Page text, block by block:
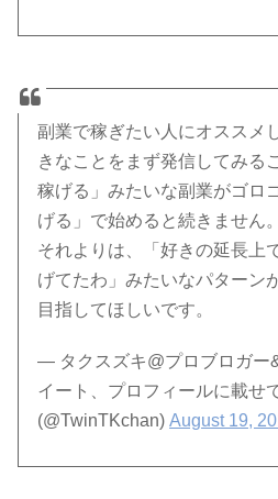
副業で稼ぎたい人にオススメ
きなことをまず発信してみる
稼げる」みたいな副業がゴロ
げる」で始めると続きません。
それよりは、「好きの延長上
げてたわ」みたいなパターン
目指してほしいです。
— タクスズキ@プロブロガー
イート、プロフィールに載せ
(@TwinTKchan)August 19,